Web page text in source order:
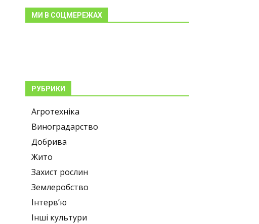
МИ В СОЦМЕРЕЖАХ
РУБРИКИ
Агротехніка
Виноградарство
Добрива
Жито
Захист рослин
Землеробство
Інтерв’ю
Інші культури